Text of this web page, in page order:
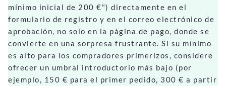
mínimo inicial de 200 €") directamente en el
formulario de registro y en el correo electrónico de
aprobación, no solo en la página de pago, donde se
convierte en una sorpresa frustrante. Si su mínimo
es alto para los compradores primerizos, considere
ofrecer un umbral introductorio más bajo (por
ejemplo, 150 € para el primer pedido, 300 € a partir